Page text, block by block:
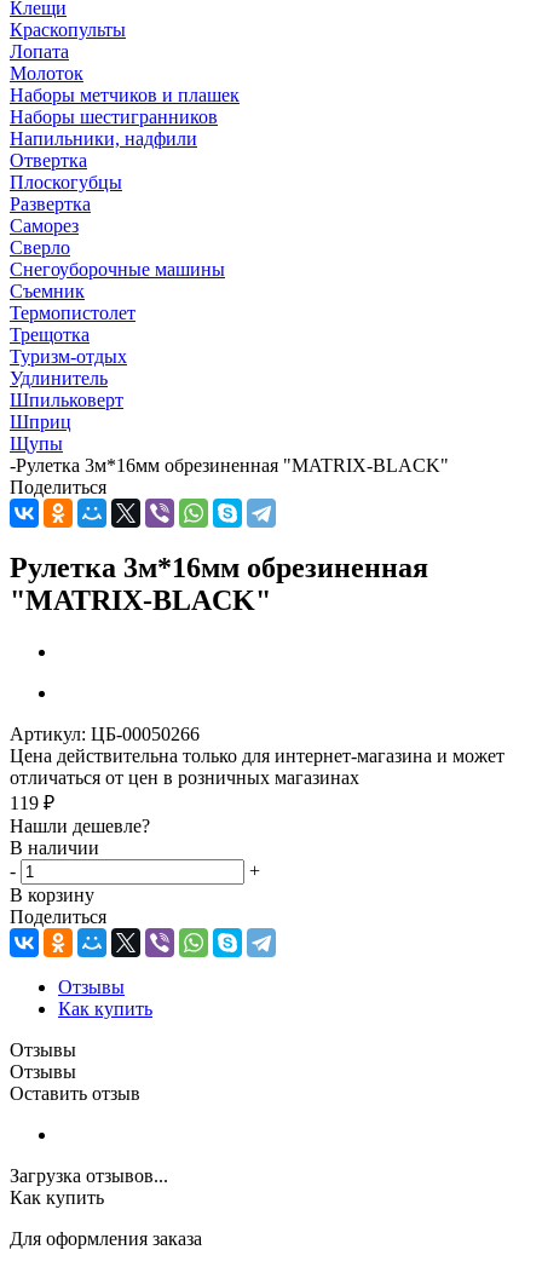
Клещи
Краскопульты
Лопата
Молоток
Наборы метчиков и плашек
Наборы шестигранников
Напильники, надфили
Отвертка
Плоскогубцы
Развертка
Саморез
Сверло
Снегоуборочные машины
Съемник
Термопистолет
Трещотка
Туризм-отдых
Удлинитель
Шпильковерт
Шприц
Щупы
-Рулетка 3м*16мм обрезиненная "MATRIX-BLACK"
Поделиться
Рулетка 3м*16мм обрезиненная
"MATRIX-BLACK"
Артикул: ЦБ-00050266
Цена действительна только для интернет-магазина и может
отличаться от цен в розничных магазинах
119 ₽
Нашли дешевле?
В наличии
-
+
В корзину
Поделиться
Отзывы
Как купить
Отзывы
Отзывы
Оставить отзыв
Загрузка отзывов...
Как купить
Для оформления заказа